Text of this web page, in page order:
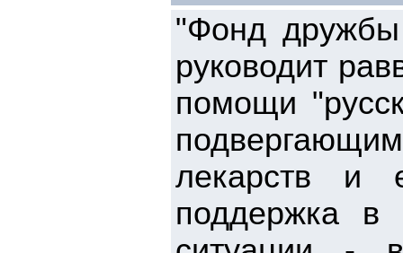
"Фонд дружбы
руководит
помощи
лекарств
поддержка в